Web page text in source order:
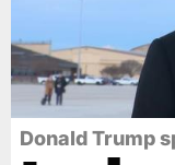
Donald Trump